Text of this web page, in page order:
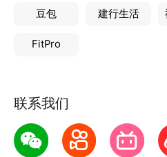
豆包 建行生活
FitPro
联系我们